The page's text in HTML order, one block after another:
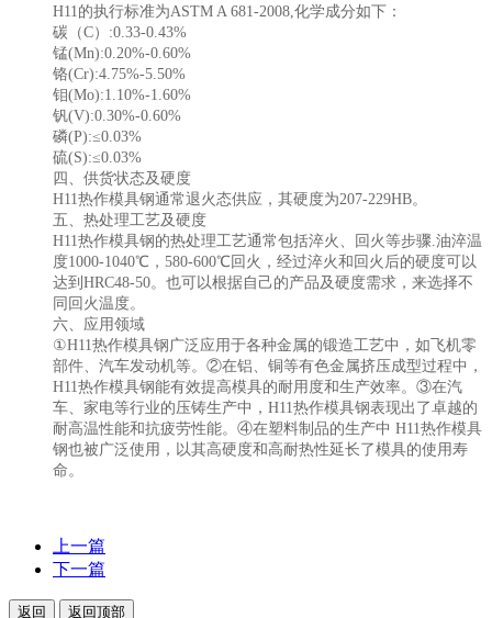
H11的执行标准为ASTM A 681-2008,化学成分如下：
碳（C）:0.33-0.43%
锰(Mn):0.20%-0.60%
铬(Cr):4.75%-5.50%
钼(Mo):1.10%-1.60%
钒(V):0.30%-0.60%
磷(P):≤0.03%
硫(S):≤0.03%
四、供货状态及硬度
H11热作模具钢通常退火态供应，其硬度为207-229HB。
五、热处理工艺及硬度
H11热作模具钢的热处理工艺通常包括淬火、回火等步骤.油淬温
度1000-1040℃，580-600℃回火，经过淬火和回火后的硬度可以
达到HRC48-50。也可以根据自己的产品及硬度需求，来选择不
同回火温度。
六、应用领域
①H11热作模具钢广泛应用于各种金属的锻造工艺中，如飞机零
部件、汽车发动机等。②在铝、铜等有色金属挤压成型过程中，
H11热作模具钢能有效提高模具的耐用度和生产效率。③在汽
车、家电等行业的压铸生产中，H11热作模具钢表现出了卓越的
耐高温性能和抗疲劳性能。④在塑料制品的生产中 H11热作模具
钢也被广泛使用，以其高硬度和高耐热性延长了模具的使用寿
命。
上一篇
下一篇
返回 返回顶部